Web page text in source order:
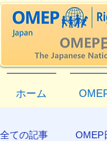
ホーム
全ての記事 OMEP